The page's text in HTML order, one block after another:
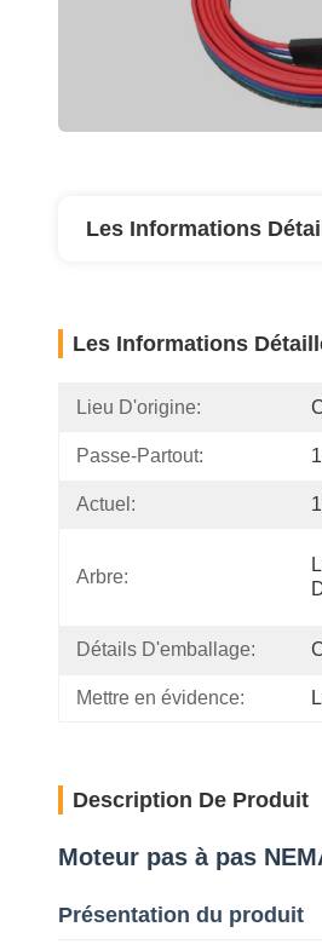
Les Informations
Les Informations
Lieu D'origine:
Passe-Partout:
Actuel:
Arbre:
Détails D'emballage:
Mettre en évidence:
Description De Produit
Moteur pas à pas
Présentation du produit